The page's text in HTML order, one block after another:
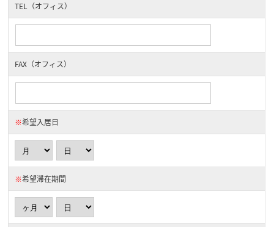
TEL（オフィス）
FAX（オフィス）
※希望入居日
※希望滞在期間